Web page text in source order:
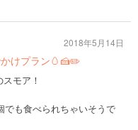
かけプラン🥚🍰✏️
モア！
でも食べられちゃいそうで
2018年5月14日